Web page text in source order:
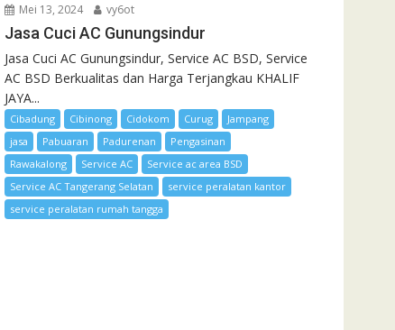
Mei 13, 2024 vy6ot
Jasa Cuci AC Gunungsindur
Jasa Cuci AC Gunungsindur, Service AC BSD, Service
AC BSD Berkualitas dan Harga Terjangkau KHALIF
JAYA...
Cibadung Cibinong Cidokom Curug
Jampang
jasa
Pabuaran Padurenan
Pengasinan
Rawakalong
Service AC
Service ac area BSD
Service AC Tangerang Selatan
service peralatan kantor
service peralatan rumah tangga